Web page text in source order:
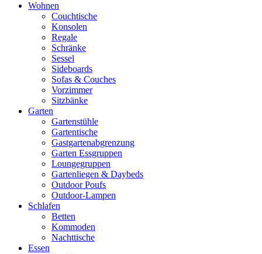
Wohnen
Couchtische
Konsolen
Regale
Schränke
Sessel
Sideboards
Sofas & Couches
Vorzimmer
Sitzbänke
Garten
Gartenstühle
Gartentische
Gastgartenabgrenzung
Garten Essgruppen
Loungegruppen
Gartenliegen & Daybeds
Outdoor Poufs
Outdoor‑Lampen
Schlafen
Betten
Kommoden
Nachttische
Essen